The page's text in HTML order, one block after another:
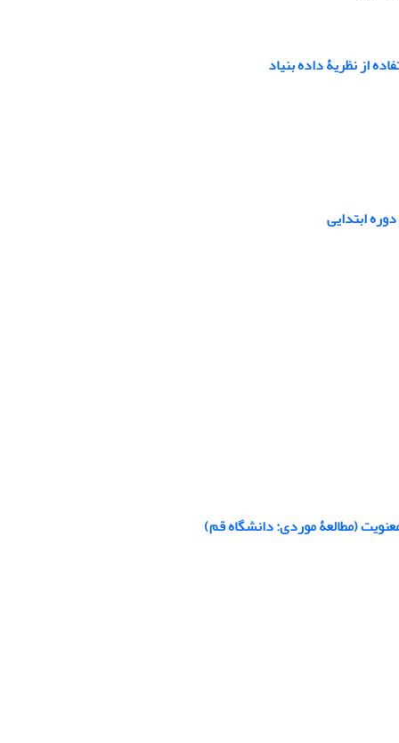
از نظریۀ داده‏ بنیاد
ابتدایی
(مطالعۀ موردی: دانشگاه قم)